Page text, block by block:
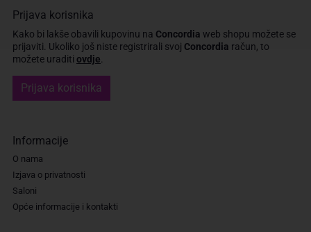
Prijava korisnika
Kako bi lakše obavili kupovinu na Concordia web shopu možete se
prijaviti. Ukoliko još niste registrirali svoj Concordia račun, to
možete uraditi ovdje
Prijava korisnika
Informacije
O nama
Izjava o privatnosti
Saloni
Opće informacije i kontakti